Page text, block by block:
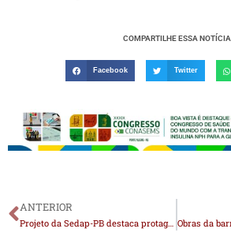
COMPARTILHE ESSA NOTÍCIA
Facebook Twitter
ANTERIOR
Projeto da Sedap-PB destaca protagonismo feminino durante a 17ª Expo Monteiro 2025